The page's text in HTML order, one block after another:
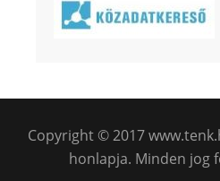
Copyright © 2017
honlapja. Minden jog